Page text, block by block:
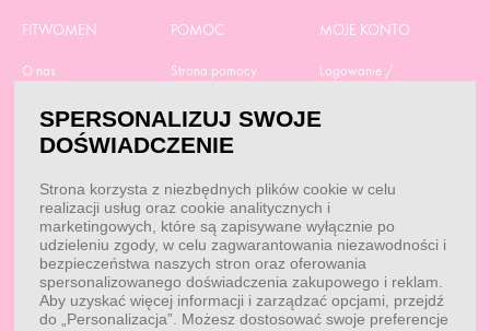
FITWOMEN
O nas
RODO
Obowiązek
Dane do przelewu
Przepisy
Blog
POMOC
Strona pomocy
Regulamin zakupów
Aktualne promocje
Odstąp od umowy tutaj
Dobór suplementacji
Kontakt
MOJE KONTO
Logowanie /
Moje zamówienia
KONTAKT
SPERSONALIZUJ SWOJE
DOŚWIADCZENIE
Strona korzysta z niezbędnych plików cookie w celu
realizacji usług oraz cookie analitycznych i
marketingowych, które są zapisywane wyłącznie po
udzieleniu zgody, w celu zagwarantowania niezawodności i
bezpieczeństwa naszych stron oraz oferowania
spersonalizowanego doświadczenia zakupowego i reklam.
Aby uzyskać więcej informacji i zarządzać opcjami, przejdź
do „Personalizacja”. Możesz dostosować swoje preferencje